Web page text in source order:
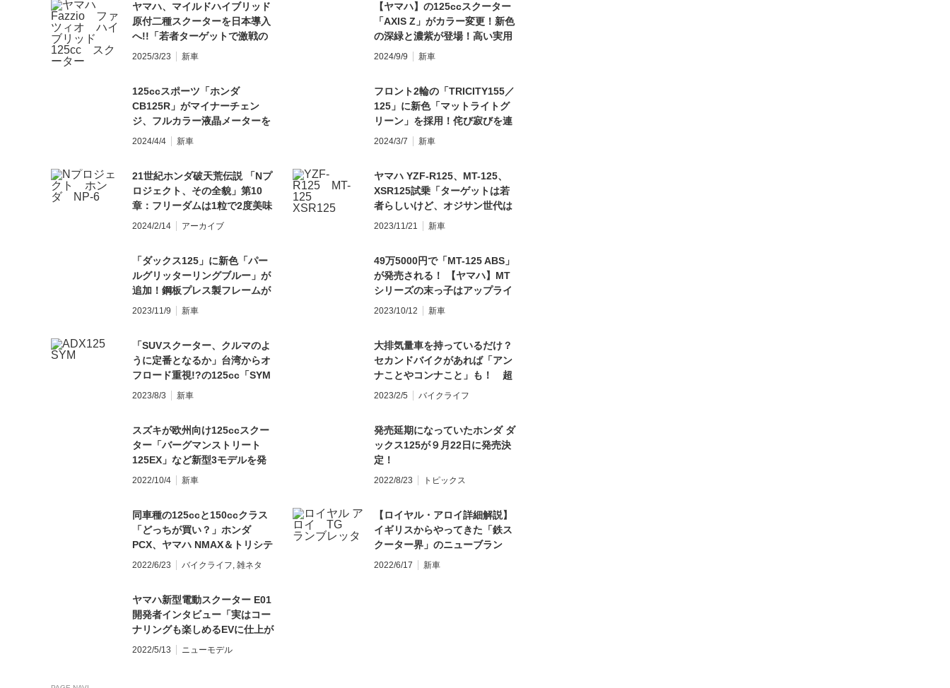
ヤマハ、マイルドハイブリッド
原付二種スクーターを日本導入
へ!!「若者ターゲットで激戦の
125ccクラスに風穴を開け
2025/3/23 新車
【ヤマハ】の125ccスクーター
「AXIS Z」がカラー変更！新色
の深緑と濃紫が登場！高い実用
性、快適性はそのままキープ
2024/9/9 新車
125ccスポーツ「ホンダ
CB125R」がマイナーチェン
ジ、フルカラー液晶メーターを
新採用し52万8000円で4月発売
2024/4/4 新車
フロント2輪の「TRICITY155／
125」に新色「マットライトグ
リーン」を採用！侘び寂びを連
想させる色調なのだ！【ヤマ
2024/3/7 新車
21世紀ホンダ破天荒伝説 「Nプ
ロジェクト、その全貌」第10
章：フリーダムは1粒で2度美味
しい──NP-6
2024/2/14 アーカイブ
ヤマハ YZF-R125、MT-125、
XSR125試乗「ターゲットは若
者らしいけど、オジサン世代は
どのモデルが楽しめる？」
2023/11/21 新車
「ダックス125」に新色「パー
ルグリッターリングブルー」が
追加！鋼板プレス製フレームが
鮮やかな青に彩られる
2023/11/9 新車
49万5000円で「MT-125 ABS」
が発売される！ 【ヤマハ】MT
シリーズの末っ子はアップライ
トな乗車姿勢！ 燃費は
2023/10/12 新車
「SUVスクーター、クルマのよ
うに定番となるか」台湾からオ
フロード重視!?の125cc「SYM
ADX125」が参戦
2023/8/3 新車
大排気量車を持っているだけ？
セカンドバイクがあれば「アン
ナことやコンナこと」も！ 超
刺激的に振り回せる【125ccオ
2023/2/5 バイクライフ
スズキが欧州向け125ccスクー
ター「バーグマンストリート
125EX」など新型3モデルを発
表
2022/10/4 新車
発売延期になっていたホンダ ダ
ックス125が９月22日に発売決
定！
2022/8/23 トピックス
同車種の125ccと150ccクラス
「どっちが買い？」ホンダ
PCX、ヤマハ NMAX＆トリシテ
ィをコスト面から考える
2022/6/23 バイクライフ, 雑ネタ
【ロイヤル・アロイ詳細解説】
イギリスからやってきた「鉄ス
クーター界」のニューブラン
ド！ 125ccを4種ラインアップ
2022/6/17 新車
ヤマハ新型電動スクーター E01
開発者インタビュー「実はコー
ナリングも楽しめるEVに仕上が
っています」
2022/5/13 ニューモデル